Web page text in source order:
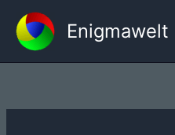
Inhalt
springen
Enigmawelt